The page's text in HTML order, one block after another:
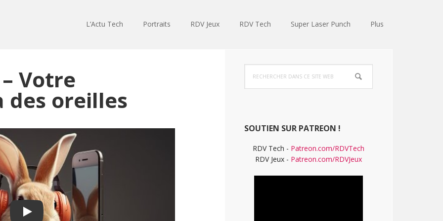
L’Actu Tech Portraits RDV Jeux RDV Tech Super Laser Punch Plus
Votre
des oreilles
Play
Barre
latérale
dans
ce
SOUTIEN SUR PATREON !
RDV Tech - Patreon.com/RDVTech
RDV Jeux - Patreon.com/RDVJeux